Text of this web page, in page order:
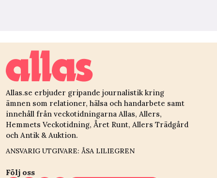
Allas.se erbjuder gripande journalistik kring
ämnen som relationer, hälsa och handarbete samt
innehåll från veckotidningarna Allas, Allers,
Hemmets Veckotidning, Året Runt, Allers Trädgård
och Antik & Auktion.
ANSVARIG UTGIVARE: ÅSA LILIEGREN
Följ oss